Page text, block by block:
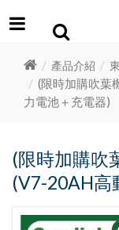
產品介紹
(限時加購吹葉
力電池＋充電器)
(限時加購吹
(V7-20AH高